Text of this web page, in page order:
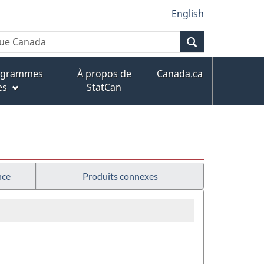
English
À propos de
StatCan
Canada.ca
Produits connexes